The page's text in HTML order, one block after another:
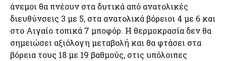
άνεμοι θα πνέουν στα δυτικά από ανατολικές
διευθύνσεις 3 με 5, στα ανατολικά βόρειοι 4 με 6 και
στο Αιγαίο τοπικά 7 μποφόρ. Η θερμοκρασία δεν θα
σημειώσει αξιόλογη μεταβολή και θα φτάσει στα
βόρεια τους 18 με 19 βαθμούς, στις υπόλοιπες